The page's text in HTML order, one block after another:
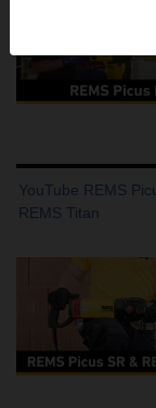
YouTube REMS
REMS Titan